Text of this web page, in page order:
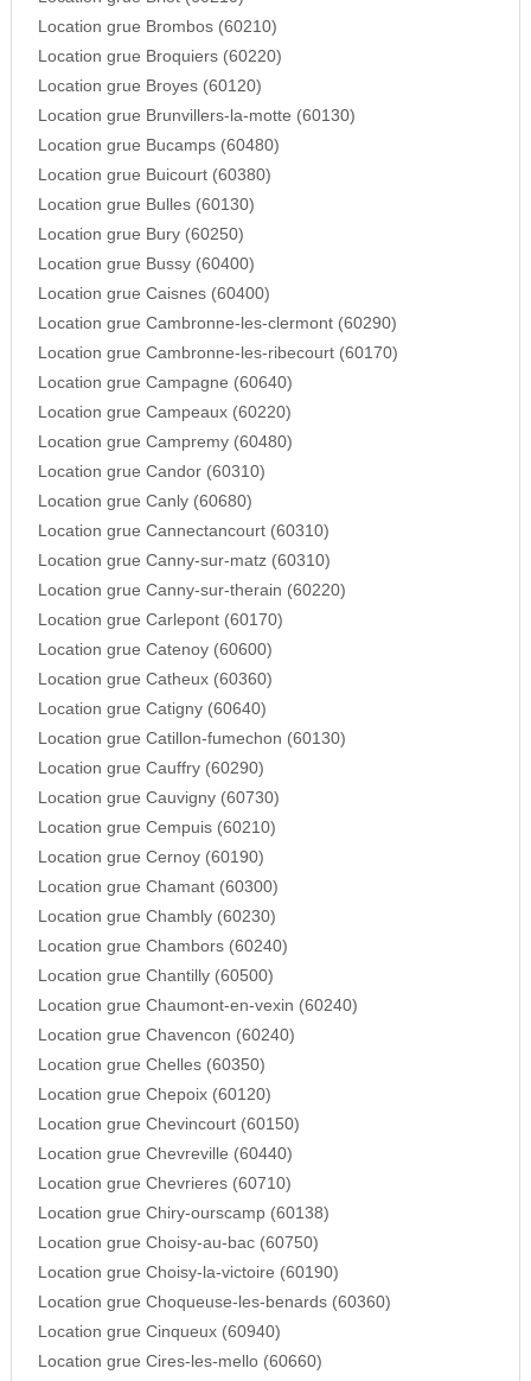
Location grue Brombos (60210)
Location grue Broquiers (60220)
Location grue Broyes (60120)
Location grue Brunvillers-la-motte (60130)
Location grue Bucamps (60480)
Location grue Buicourt (60380)
Location grue Bulles (60130)
Location grue Bury (60250)
Location grue Bussy (60400)
Location grue Caisnes (60400)
Location grue Cambronne-les-clermont (60290)
Location grue Cambronne-les-ribecourt (60170)
Location grue Campagne (60640)
Location grue Campeaux (60220)
Location grue Campremy (60480)
Location grue Candor (60310)
Location grue Canly (60680)
Location grue Cannectancourt (60310)
Location grue Canny-sur-matz (60310)
Location grue Canny-sur-therain (60220)
Location grue Carlepont (60170)
Location grue Catenoy (60600)
Location grue Catheux (60360)
Location grue Catigny (60640)
Location grue Catillon-fumechon (60130)
Location grue Cauffry (60290)
Location grue Cauvigny (60730)
Location grue Cempuis (60210)
Location grue Cernoy (60190)
Location grue Chamant (60300)
Location grue Chambly (60230)
Location grue Chambors (60240)
Location grue Chantilly (60500)
Location grue Chaumont-en-vexin (60240)
Location grue Chavencon (60240)
Location grue Chelles (60350)
Location grue Chepoix (60120)
Location grue Chevincourt (60150)
Location grue Chevreville (60440)
Location grue Chevrieres (60710)
Location grue Chiry-ourscamp (60138)
Location grue Choisy-au-bac (60750)
Location grue Choisy-la-victoire (60190)
Location grue Choqueuse-les-benards (60360)
Location grue Cinqueux (60940)
Location grue Cires-les-mello (60660)